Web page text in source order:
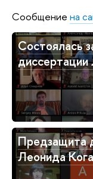
Сообщение на
Состоялась
Предзащита
Леонида